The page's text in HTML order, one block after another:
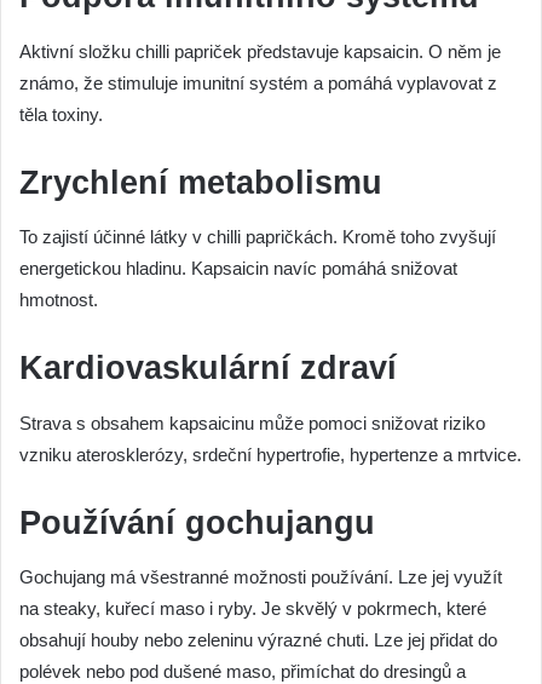
Aktivní složku chilli papriček představuje kapsaicin. O něm je
známo, že stimuluje imunitní systém a pomáhá vyplavovat z
těla toxiny.
Zrychlení metabolismu
To zajistí účinné látky v chilli papričkách. Kromě toho zvyšují
energetickou hladinu. Kapsaicin navíc pomáhá snižovat
hmotnost.
Kardiovaskulární zdraví
Strava s obsahem kapsaicinu může pomoci snižovat riziko
vzniku aterosklerózy, srdeční hypertrofie, hypertenze a mrtvice.
Používání gochujangu
Gochujang má všestranné možnosti používání. Lze jej využít
na steaky, kuřecí maso i ryby. Je skvělý v pokrmech, které
obsahují houby nebo zeleninu výrazné chuti. Lze jej přidat do
polévek nebo pod dušené maso, přimíchat do dresingů a